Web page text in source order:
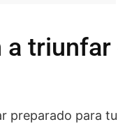
a
preparado para